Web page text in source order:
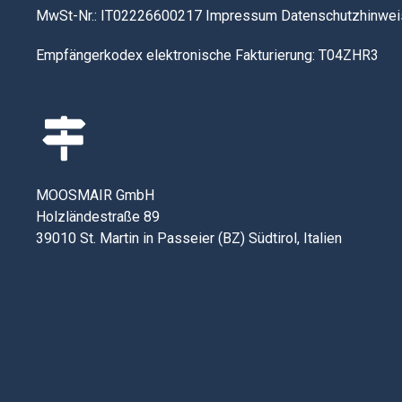
MwSt-Nr.: IT02226600217 Impressum
Empfängerkodex elektronische Fakturierung: T04ZHR3
MOOSMAIR GmbH
Holzländestraße 89
39010 St. Martin in Passeier (BZ) Südtirol, Italien